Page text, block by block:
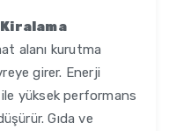
Kiralama
alanı kurutma
girer. Enerji
yüksek performans
Gıda ve